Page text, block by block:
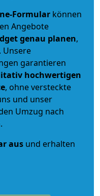
Formular können
Angebote
genau planen,
Unsere
garantieren
hochwertigen
, ohne versteckte
und unser
Umzug nach
aus und erhalten